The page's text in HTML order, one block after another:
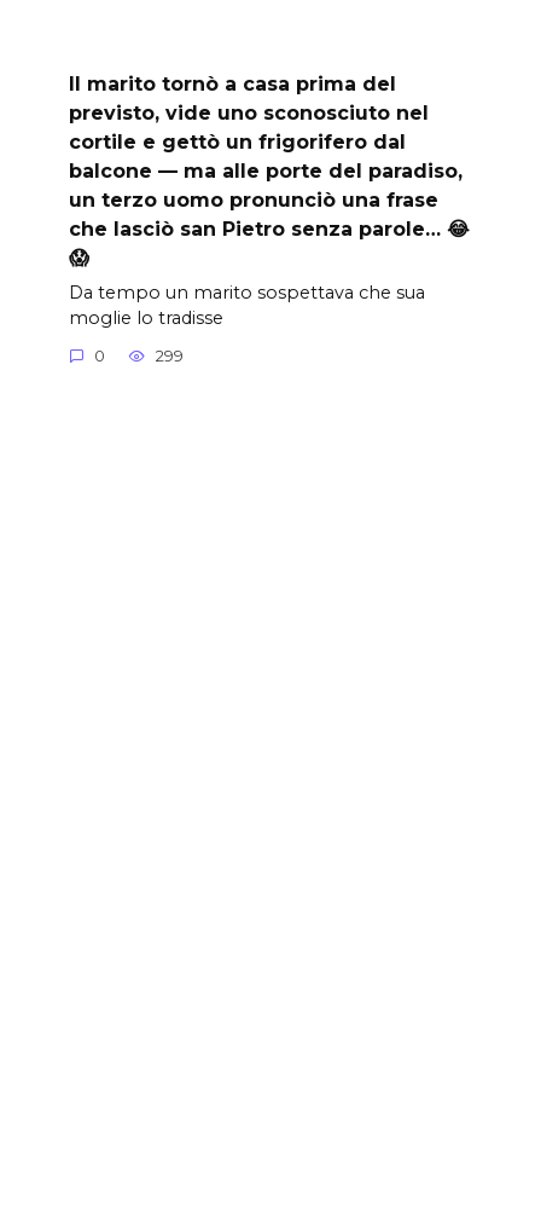
Il marito tornò a casa prima del
previsto, vide uno sconosciuto nel
cortile e gettò un frigorifero dal
balcone — ma alle porte del paradiso,
un terzo uomo pronunciò una frase
che lasciò san Pietro senza parole… 😂
😱
Da tempo un marito sospettava che sua
moglie lo tradisse
0 299